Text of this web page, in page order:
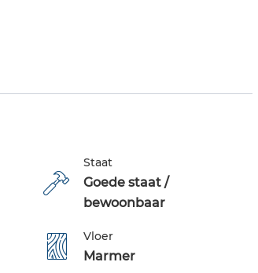
Staat
Goede staat /
bewoonbaar
Vloer
Marmer